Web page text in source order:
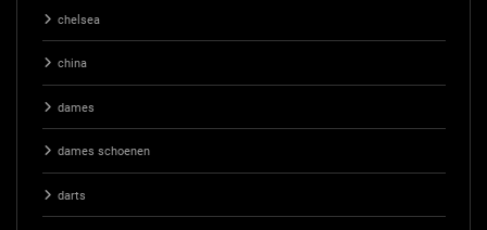
chelsea
china
dames
dames schoenen
darts